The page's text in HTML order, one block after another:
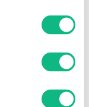
Factoring